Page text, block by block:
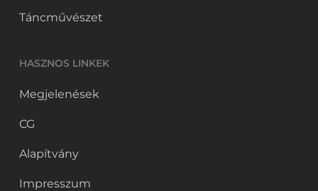
Táncművészet
HASZNOS LINKEK
Megjelenések
CG
Alapítvány
Impresszum